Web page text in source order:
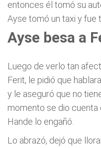
entonces él tomó su
Ayse tomó un taxi y fue
Ayse besa a
Luego de verlo tan
Ferit, le pidió que
y le aseguró que no
momento se dio cuenta
Hande lo engañó.
Lo abrazó, dejó que